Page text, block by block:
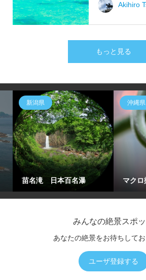
Akihiro
もっと見る
新潟県
苗名滝 日本百名瀑
沖縄県
マクロ
みんなの絶景スポ
あなたの絶景をお待ちしてお
ユーザ登録する